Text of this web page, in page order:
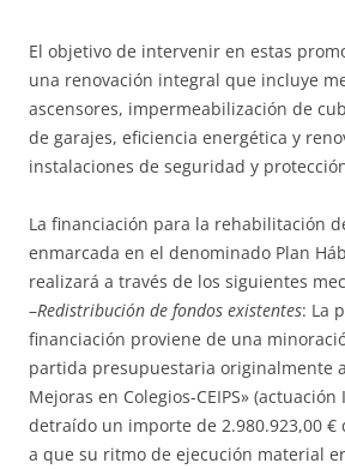
El objetivo de intervenir en estas
una renovación integral que incluye
ascensores, impermeabilización de
de garajes, eficiencia energética y
instalaciones de seguridad y
La financiación para la rehabilitación
enmarcada en el denominado Plan
realizará a través de los siguientes
–Redistribución de fondos existentes: La
financiación proviene de una
partida presupuestaria originalmente
Mejoras en Colegios-CEIPS» (actuación
detraído un importe de 2.980.923,00 €
a que su ritmo de ejecución material